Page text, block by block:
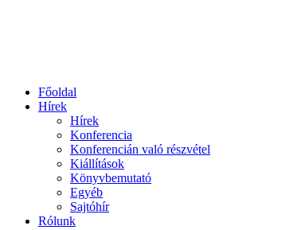
Főoldal
Hírek
Hírek
Konferencia
Konferencián való részvétel
Kiállítások
Könyvbemutató
Egyéb
Sajtóhír
Rólunk